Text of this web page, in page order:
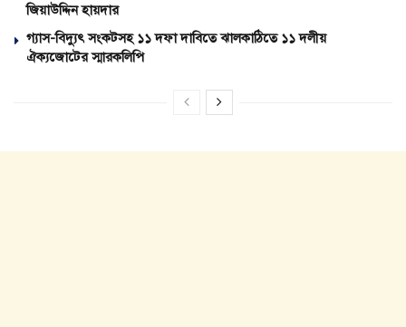
জিয়াউদ্দিন হায়দার
গ্যাস-বিদ্যুৎ সংকটসহ ১১ দফা দাবিতে ঝালকাঠিতে ১১ দলীয়
ঐক্যজোটের স্মারকলিপি